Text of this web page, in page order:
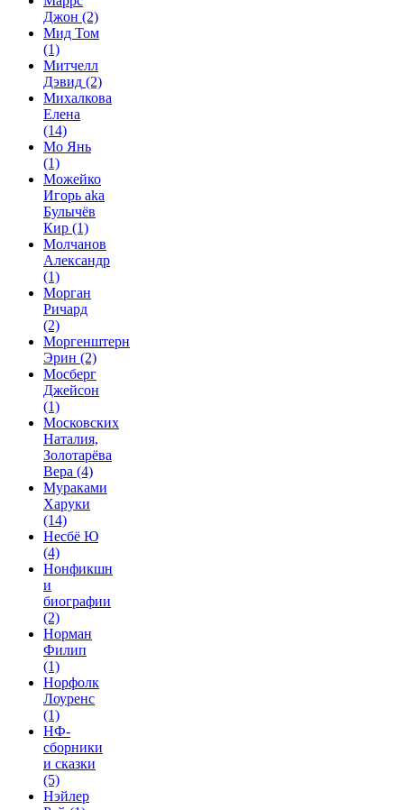
Джон (2)
Мид Том
(1)
Митчелл
Дэвид (2)
Михалкова
Елена
(14)
Мо Янь
(1)
Можейко
Игорь aka
Булычёв
Кир (1)
Молчанов
Александр
(1)
Морган
Ричард
(2)
Моргенштерн
Эрин (2)
Мосберг
Джейсон
(1)
Московских
Наталия,
Золотарёва
Вера (4)
Мураками
Харуки
(14)
Несбё Ю
(4)
Нонфикшн
и
биографии
(2)
Норман
Филип
(1)
Норфолк
Лоуренс
(1)
НФ-
сборники
и сказки
(5)
Нэйлер